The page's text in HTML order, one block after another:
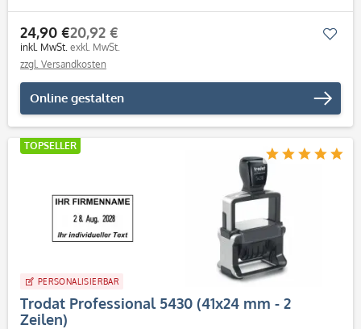
24,90 €
inkl. MwSt.
20,92 €
exkl. MwSt.
zzgl. Versandkosten
Online gestalten
TOPSELLER
PERSONALISIERBAR
Trodat Professional 5430 (41x24 mm - 2
Zeilen)